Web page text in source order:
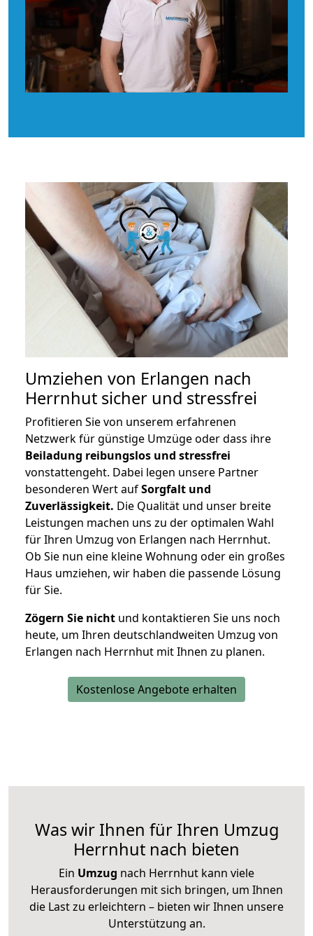
Umziehen von Erlangen nach
Herrnhut sicher und stressfrei
Profitieren Sie von unserem erfahrenen
Netzwerk für günstige Umzüge oder dass ihre
Beiladung reibungslos und stressfrei
vonstattengeht. Dabei legen unsere Partner
besonderen Wert aufSorgfalt und
Zuverlässigkeit. Die Qualität und unser breite
Leistungen machen uns zu der optimalen Wahl
für Ihren Umzug von Erlangen nach Herrnhut.
Ob Sie nun eine kleine Wohnung oder ein großes
Haus umziehen, wir haben die passende Lösung
für Sie.
Zögern Sie nicht und kontaktieren Sie uns noch
heute, um Ihren deutschlandweiten Umzug von
Erlangen nach Herrnhut mit Ihnen zu planen.
Kostenlose Angebote erhalten
Was wir Ihnen für Ihren Umzug
Herrnhut nach bieten
Ein Umzug nach Herrnhut kann viele
Herausforderungen mit sich bringen, um Ihnen
die Last zu erleichtern – bieten wir Ihnen unsere
Unterstützung an.